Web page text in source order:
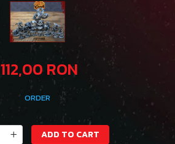
112,00 RON
ORDER
ADD TO CART